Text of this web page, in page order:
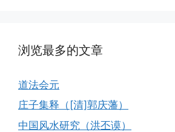
浏览最多的文章
道法会元
庄子集释（[清]郭庆藩）
中国风水研究（洪丕谟）